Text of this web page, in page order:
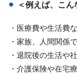
＜例えば、こん
・医療費や生活費
・家族、人間関係
・退院後の生活や
・介護保険や在宅